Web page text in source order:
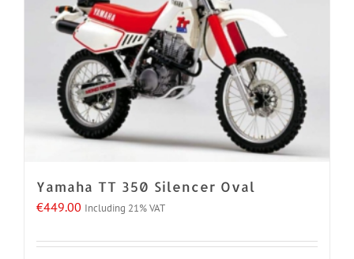
Yamaha TT 350 Silencer Oval
€449.00 Including 21% VAT